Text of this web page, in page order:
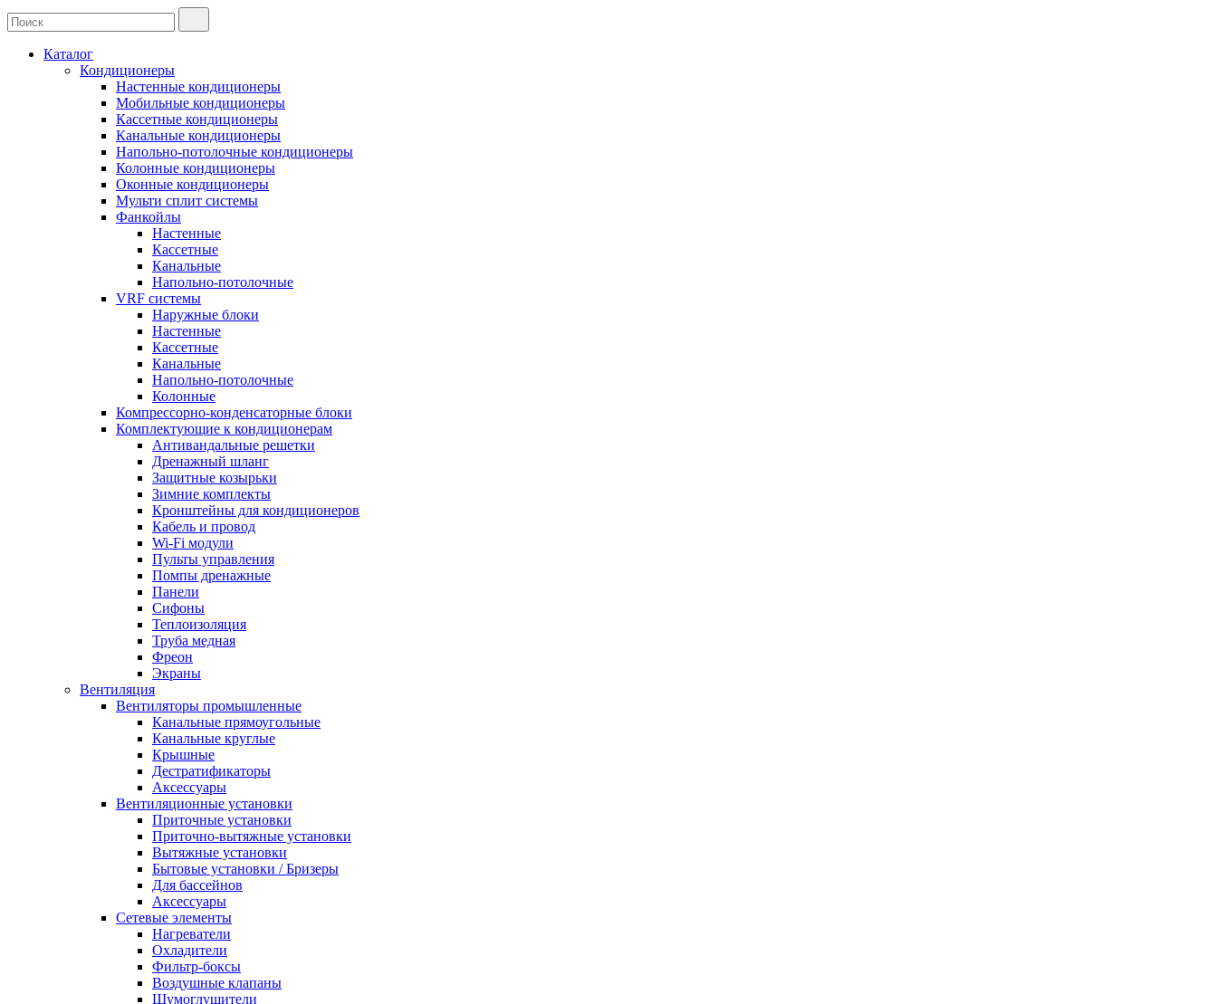
Каталог
Кондиционеры
Настенные кондиционеры
Мобильные кондиционеры
Кассетные кондиционеры
Канальные кондиционеры
Напольно-потолочные кондиционеры
Колонные кондиционеры
Оконные кондиционеры
Мульти сплит системы
Фанкойлы
Настенные
Кассетные
Канальные
Напольно-потолочные
VRF системы
Наружные блоки
Настенные
Кассетные
Канальные
Напольно-потолочные
Колонные
Компрессорно-конденсаторные блоки
Комплектующие к кондиционерам
Антивандальные решетки
Дренажный шланг
Защитные козырьки
Зимние комплекты
Кронштейны для кондиционеров
Кабель и провод
Wi-Fi модули
Пульты управления
Помпы дренажные
Панели
Сифоны
Теплоизоляция
Труба медная
Фреон
Экраны
Вентиляция
Вентиляторы промышленные
Канальные прямоугольные
Канальные круглые
Крышные
Дестратификаторы
Аксессуары
Вентиляционные установки
Приточные установки
Приточно-вытяжные установки
Вытяжные установки
Бытовые установки / Бризеры
Для бассейнов
Аксессуары
Сетевые элементы
Нагреватели
Охладители
Фильтр-боксы
Воздушные клапаны
Шумоглушители